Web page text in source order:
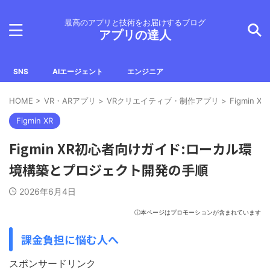
最高のアプリと技術をお届けするブログ
アプリの達人
SNS AIエージェント エンジニア
HOME > VR・ARアプリ > VRクリエイティブ・制作アプリ > Figmin XR
Figmin XR
Figmin XR初心者向けガイド:ローカル環
境構築とプロジェクト開発の手順
2026年6月4日
ⓘ本ページはプロモーションが含まれています
課金負担に悩む人へ
スポンサードリンク